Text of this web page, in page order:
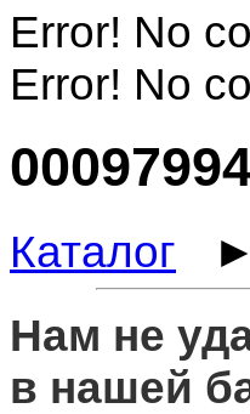
Error! No
Error! No
Каталог ►
Нам не
в нашей